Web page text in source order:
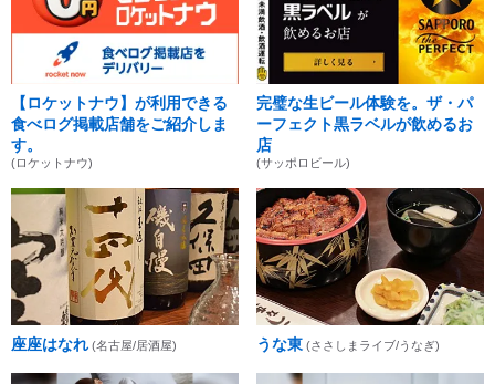
【ロケットナウ】が利用できる
食べログ掲載店舗をご紹介しま
す。
(ロケットナウ)
完璧な生ビール体験を。ザ・パ
ーフェクト黒ラベルが飲めるお
店
(サッポロビール)
座座はなれ (名古屋/居酒屋) うな東 (ささしまライブ/うなぎ)